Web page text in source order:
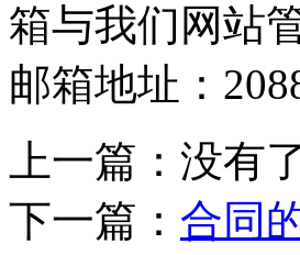
箱与我们网站
邮箱地址：
上一篇： 没有
下一篇： 合同